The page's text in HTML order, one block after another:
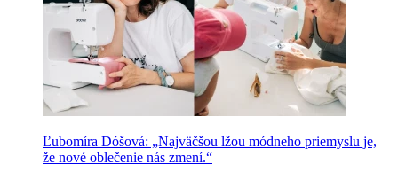
Ľubomíra Dóšová: „Najväčšou lžou módneho priemyslu je,
že nové oblečenie nás zmení.“